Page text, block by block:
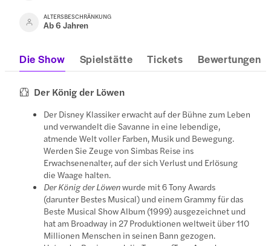
ALTERSBESCHRÄNKUNG
Ab 6 Jahren
Die Show Spielstätte Tickets Bewertungen
Der König der Löwen
Der Disney Klassiker erwacht auf der Bühne zum Leben
und verwandelt die Savanne in eine lebendige,
atmende Welt voller Farben, Musik und Bewegung.
Werden Sie Zeuge von Simbas Reise ins
Erwachsenenalter, auf der sich Verlust und Erlösung
die Waage halten.
Der König der Löwenwurde mit 6 Tony Awards
(darunter Bestes Musical) und einem Grammy für das
Beste Musical Show Album (1999) ausgezeichnet und
hat am Broadway in 27 Produktionen weltweit über 110
Millionen Menschen in seinen Bann gezogen.